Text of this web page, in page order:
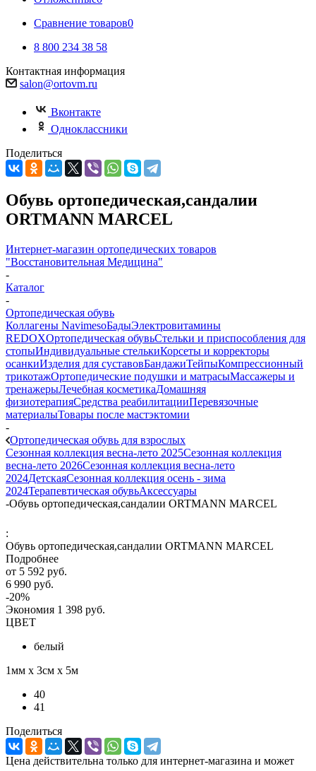
Сравнение товаров0
8 800 234 38 58
Контактная информация
salon@ortovm.ru
Вконтакте
Одноклассники
Поделиться
Обувь ортопедическая,сандалии
ORTMANN MARCEL
Интернет-магазин ортопедических товаров
"Восстановительная Медицина"
-
Каталог
-
Ортопедическая обувь
Коллагены NavimesoБадыЭлектровитамины
REDOXОртопедическая обувьСтельки и приспособления для
стопыИндивидуальные стелькиКорсеты и корректоры
осанкиИзделия для суставовБандажиТейпыКомпрессионный
трикотажОртопедические подушки и матрасыМассажеры и
тренажерыЛечебная косметикаДомашняя
физиотерапияСредства реабилитацииПеревязочные
материалыТовары после мастэктомии
-
Ортопедическая обувь для взрослых
Сезонная коллекция весна-лето 2025Сезонная коллекция
весна-лето 2026Сезонная коллекция весна-лето
2024ДетскаяСезонная коллекция осень - зима
2024Терапевтическая обувьАксессуары
-Обувь ортопедическая,сандалии ORTMANN MARCEL
:
Обувь ортопедическая,сандалии ORTMANN MARCEL
Подробнее
от 5 592 руб.
6 990 руб.
-20%
Экономия 1 398 руб.
ЦВЕТ
белый
1мм х 3см х 5м
40
41
Поделиться
Цена действительна только для интернет-магазина и может